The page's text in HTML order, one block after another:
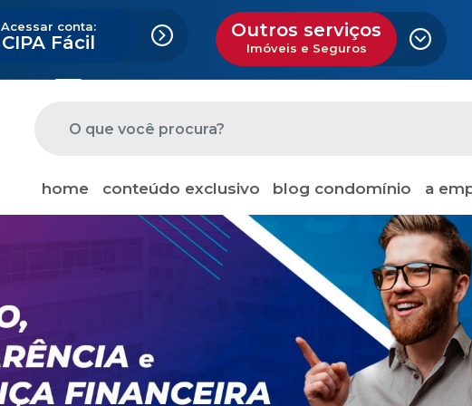
Acessar conta:
CIPA Fácil
Outros serviços
Imóveis e Seguros
home conteúdo exclusivo blog condomínio a